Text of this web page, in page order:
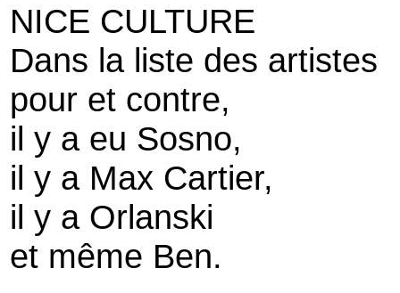
NICE CULTURE
Dans la liste des artistes
pour et contre,
il y a eu Sosno,
il y a Max Cartier,
il y a Orlanski
et même Ben.